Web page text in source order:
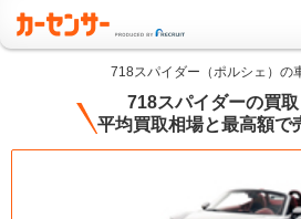
718スパイダー（ポルシェ）の
718スパイダーの買取
平均買取相場と最高額で